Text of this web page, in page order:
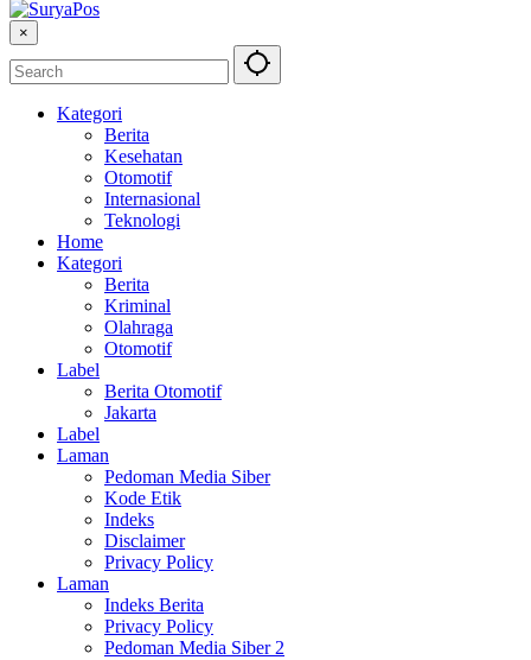
×
Kategori
Berita
Kesehatan
Otomotif
Internasional
Teknologi
Home
Kategori
Berita
Kriminal
Olahraga
Otomotif
Label
Berita Otomotif
Jakarta
Label
Laman
Pedoman Media Siber
Kode Etik
Indeks
Disclaimer
Privacy Policy
Laman
Indeks Berita
Privacy Policy
Pedoman Media Siber 2